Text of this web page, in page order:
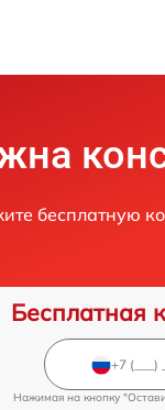
бесплатную
Бесплатная
Нажимая на кнопку